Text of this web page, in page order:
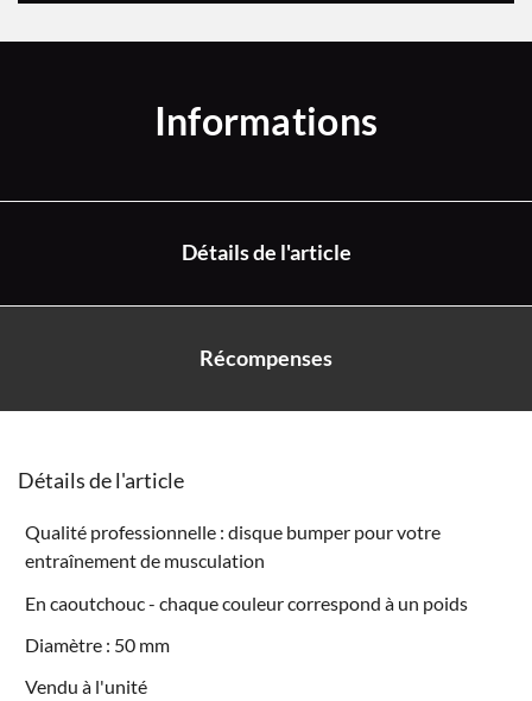
Informations
Détails de l'article
Récompenses
Détails de l'article
Qualité professionnelle : disque bumper pour votre
entraînement de musculation
En caoutchouc - chaque couleur correspond à un poids
Diamètre : 50 mm
Vendu à l'unité